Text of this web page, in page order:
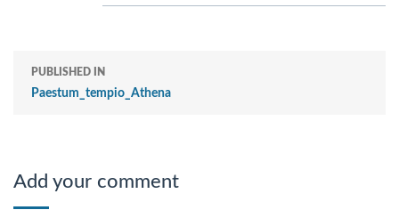
PUBLISHED IN
Paestum_tempio_Athena
Add your comment